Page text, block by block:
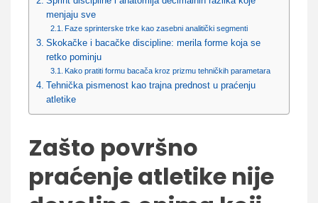
menjaju sve
Faze sprinterske trke kao zasebni analitički segmenti
Skokačke i bacačke discipline: merila forme koja se
retko pominju
Kako pratiti formu bacača kroz prizmu tehničkih parametara
Tehnička pismenost kao trajna prednost u praćenju
atletike
Zašto površno
praćenje atletike nije